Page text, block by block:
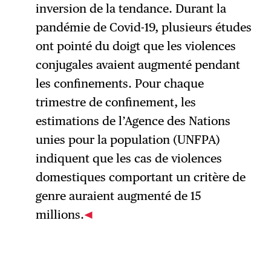
inversion de la tendance. Durant la
pandémie de Covid-19, plusieurs études
ont pointé du doigt que les violences
conjugales avaient augmenté pendant
les confinements. Pour chaque
trimestre de confinement, les
estimations de l’Agence des Nations
unies pour la population (UNFPA)
indiquent que les cas de violences
domestiques comportant un critère de
genre auraient augmenté de 15
millions.